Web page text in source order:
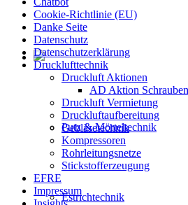
Putz & Mörteltechnik
Estrichtechnik
Cookie-Richtlinie (EU)
Danke Seite
Datenschutz
Datenschutzerklärung
Drucklufttechnik
Druckluft Aktionen
AD Aktion
Druckluft Vermietung
Druckluftaufbereitung
Gebläsetechnik
Kompressoren
Rohrleitungsnetze
Stickstofferzeugung
EFRE
Impressum